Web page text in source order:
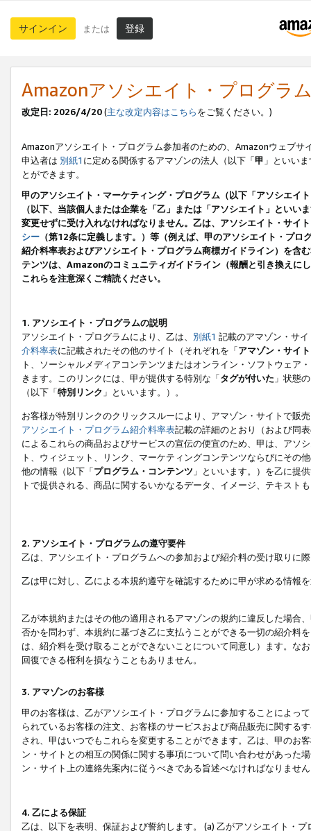
サインイン または 登録
Amazonアソシエイト・プログラ
改定日: 2026/4/20(主な改定内容はこちらをご覧ください。)
Amazonアソシエイト・プログラム参加者のための、Amazonウェブサ
申込者は 別紙1 に定める関係するアマゾンの法人（以下「甲 」といい
とができます。
甲のアソシエイト・マーケティング・プログラム（以下「アソシエイ
（以下、当該個人または企業を「乙」または「アソシエイト」とい
変更せずに受け入れなければなりません。乙は、アソシエイト・サイ
シー （第12条に定義します。）等（例えば、甲のアソシエイト・プ
紹介料率表およびアソシエイト・プログラム商標ガイドライン）を
テンツは、Amazonのコミュニティガイドライン（報酬と引き換えに
これらを注意深くご精読ください。
1. アソシエイト・プログラムの説明
アソシエイト・プログラムにより、乙は、 別紙1 記載のアマゾン・サ
介料率表に記載されたその他のサイト（それぞれを「アマゾン・サイト
ト、ソーシャルメディアコンテンツまたはオンライン・ソフトウェア
きます。このリンクには、甲が提供する特別な「タグが付いた 」状態
（以下「特別リンク 」といいます。）。
お客様が特別リンクのクリックスルーにより、アマゾン・サイトで販
アソシエイト・プログラム紹介料率表記載の詳細のとおり（および同
によるこれらの商品およびサービスの宣伝の便宜のため、甲は、アソ
ト、ウィジェット、リンク、マーケティングコンテンツならびにその
他の情報（以下「プログラム・コンテンツ 」といいます。）を乙に提
トで提供される、商品に関するいかなるデータ、イメージ、テキス
2. アソシエイト・プログラムの遵守要件
乙は、アソシエイト・プログラムへの参加および紹介料の受け取りに
乙は甲に対し、乙による本規約遵守を確認するために甲が求める情報
乙が本規約またはその他の適用されるアマゾンの規約に違反した場合
否かを問わず、本規約に基づき乙に支払うことができる一切の紹介料
は、紹介料を受け取ることができないことについて同意し）ます。な
回復できる権利を損なうこともありません。
3. アマゾンのお客様
甲のお客様は、乙がアソシエイト・プログラムに参加することによっ
られているお客様の注文、お客様のサービスおよび商品販売に関する
され、甲はいつでもこれらを変更することができます。乙は、甲のお
ン・サイトとの相互の関係に関する事項について問い合わせがあった
ン・サイト上の連絡先案内に従うべきである旨述べなければなりませ
4. 乙による保証
乙は、以下を表明、保証および誓約します。 (a) 乙がアソシエイト・